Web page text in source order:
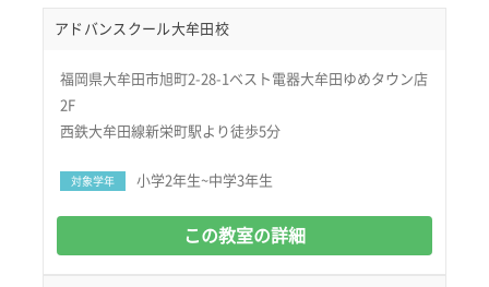
アドバンスクール大牟田校
福岡県大牟田市旭町2-28-1ベスト電器大牟田ゆめタウン店
2F
西鉄大牟田線新栄町駅より徒歩5分
対象学年 小学2年生~中学3年生
この教室の詳細